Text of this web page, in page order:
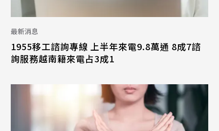
最新消息
1955移工諮詢專線 上半年來電9.8萬通 8成7諮
詢服務越南籍來電占3成1